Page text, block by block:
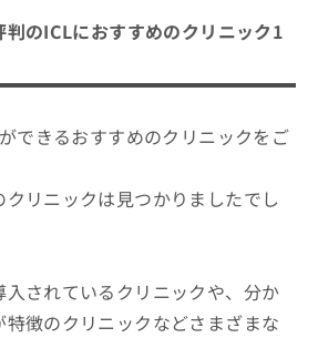
判のICLにおすすめのクリニック1
できるおすすめのクリニックをご
リニックは見つかりましたでし
されているクリニックや、分か
特徴のクリニックなどさまざまな